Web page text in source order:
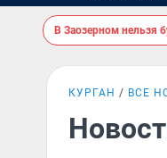
В Заозерном нельзя
КУРГАН ВСЕ